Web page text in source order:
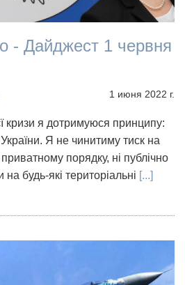
- Дайджест 1 червня
1 июня 2022 г.
кризи я дотримуюся принципу:
України. Я не чинитиму тиск на
порядку, ні публічно
будь-які територіальні [...]